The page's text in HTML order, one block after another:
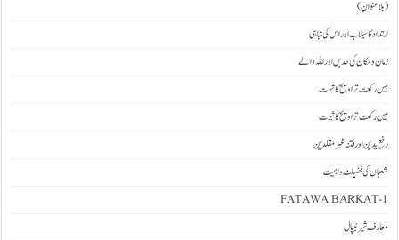
(بلاعنوان)
ارتداد کا سیلاب اور اس کی تباہی
زمان و مکان کی حدیں اور اللہ والے
بیس رکعت تراویح کا ثبوت
بیس رکعت تراویح کا ثبوت
رفع یدین اور فتنہ غیرمقلدین
شعبان کی فضیلت و اہمیت
FATAWA BARKAT-1
معارف شیرنیپال